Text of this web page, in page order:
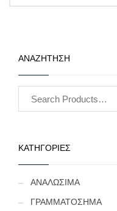
ΑΝΑΖΗΤΗΣΗ
ΚΑΤΗΓΟΡΙΕΣ
ΑΝΑΛΩΣΙΜΑ
ΓΡΑΜΜΑΤΟΣΗΜΑ